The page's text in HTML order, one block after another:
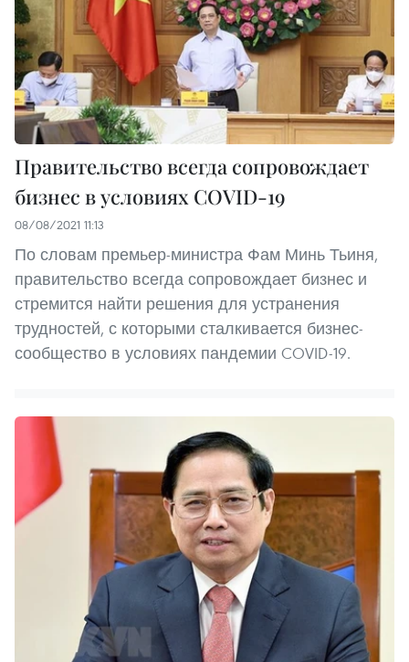
Правительство всегда сопровождает
бизнес в условиях COVID-19
08/08/2021 11:13
По словам премьер-министра Фам Минь Тьиня,
правительство всегда сопровождает бизнес и
стремится найти решения для устранения
трудностей, с которыми сталкивается бизнес-
сообщество в условиях пандемии COVID-19.